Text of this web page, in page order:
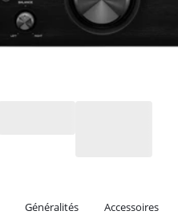
Généralités Accessoires